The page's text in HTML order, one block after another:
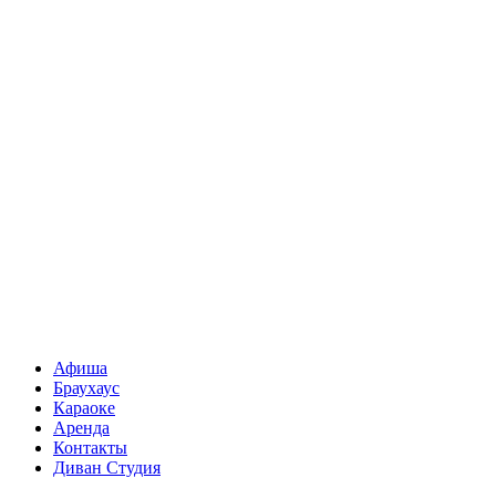
Афиша
Браухаус
Караоке
Аренда
Контакты
Диван Студия